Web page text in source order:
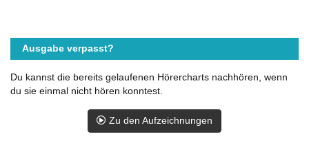
Ausgabe verpasst?
Du kannst die bereits gelaufenen Hörercharts nachhören, wenn
du sie einmal nicht hören konntest.
Zu den Aufzeichnungen